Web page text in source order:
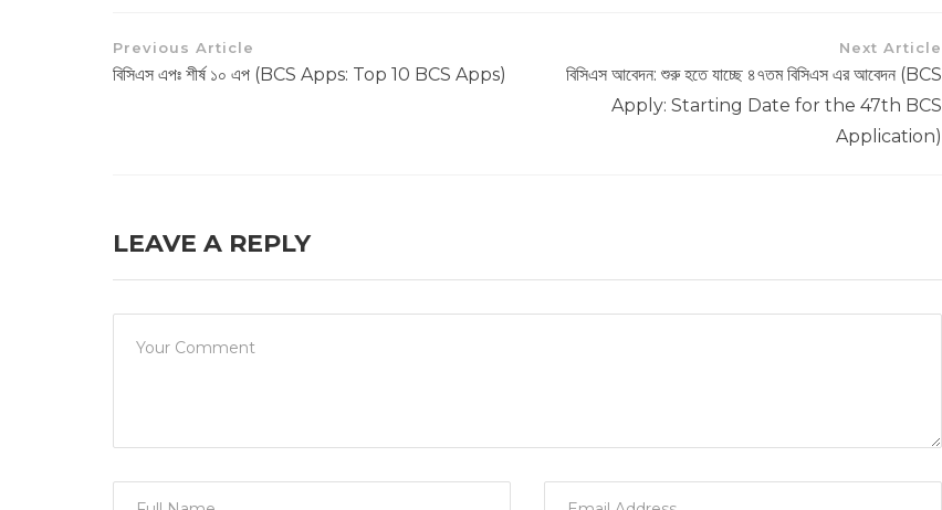
Previous Article
বিসিএস এপঃ শীর্ষ ১০ এপ (BCS Apps: Top 10 BCS Apps)
Next Article
বিসিএস আবেদন: শুরু হতে যাচ্ছে ৪৭তম বিসিএস এর আবেদন (BCS
Apply: Starting Date for the 47th BCS
Application)
LEAVE A REPLY